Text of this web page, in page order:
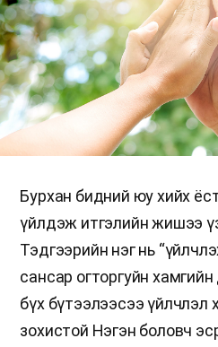
Бурхан бидний юу хийх
үйлдэж итгэлийн жишээ
Тэдгээрийн нэг нь
сансар огторгуйн
бүх бүтээлээсээ үйлчлэл
зохистой Нэгэн боловч